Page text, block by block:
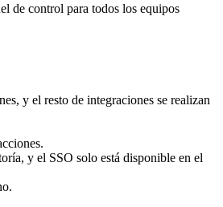
de control para todos los equipos
y el resto de integraciones se realizan
y el SSO solo está disponible en el